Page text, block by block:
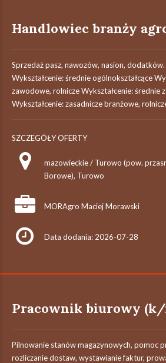
Handlowiec branży
Sprzedaż pasz, nawozów, nasion,
Wykształcenie: średnie ogólnokształcące
zawodowe, rolnicze Wykształcenie: średnie
Wykształcenie: zasadnicze branżowe,
SZCZEGÓŁY OFERTY
mazowieckie / Turowo (pow.
Borowe), Turowo
MORAgro Maciej Morawski
Data dodania: 2026-07-28
Pracownik biurowy (k/
Pilnowanie stanów magazynowych, pomoc
rozliczanie dostaw, wystawianie faktur,